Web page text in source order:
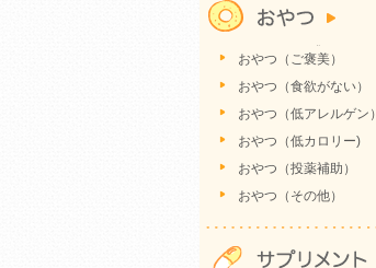
おやつ（ご褒美）
おやつ（食欲がない）
おやつ（低アレルゲン）
おやつ（低カロリー)
おやつ（投薬補助）
おやつ（その他）